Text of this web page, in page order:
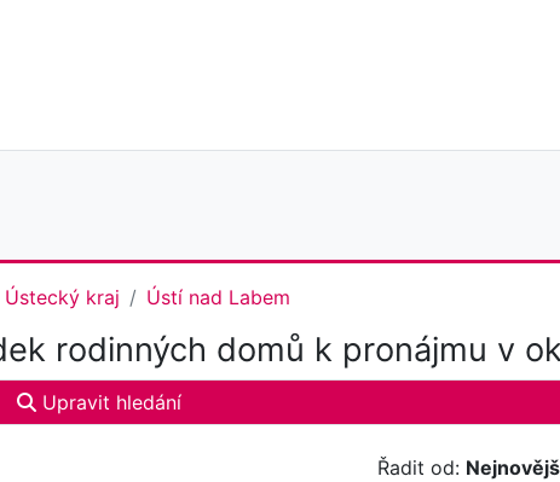
Ústecký kraj Ústí nad Labem
rodinných domů k pronájmu v
Upravit hledání
Řadit od: